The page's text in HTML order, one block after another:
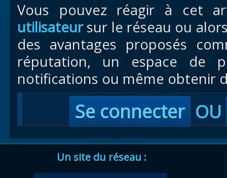
Vous pouvez réagir à cet
utilisateursur le réseau ou
des avantages proposés
réputation, un espace de
notifications ou même obtenir
Se connecter OU
Un site du réseau :